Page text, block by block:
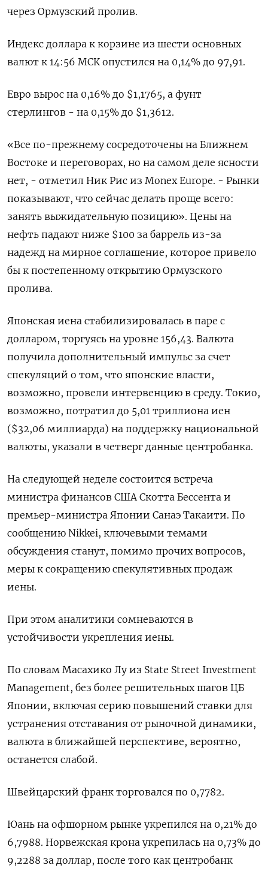
через Ормузский пролив.
Индекс доллара ​к корзине ⁠из шести основных
валют к 14:56 МСК опустился на 0,14% до 97,91.
Евро ‌вырос на 0,16% до $1,1765, а фунт
стерлингов - ‌на 0,15% до $1,3612.
«Все по-прежнему сосредоточены на Ближнем
Востоке и переговорах, но на самом деле ясности
нет, - отметил Ник ​Рис из Monex Europe. - Рынки
показывают, что сейчас делать проще всего:
занять выжидательную позицию». Цены на
‌нефть падают ниже $100 за баррель из-за
надежд на мирное соглашение, которое привело
бы к постепенному ​открытию Ормузского
пролива.
Японская иена стабилизировалась в паре с
долларом, торгуясь на уровне 156,43. Валюта
получила дополнительный импульс за ‌счет
спекуляций о том, что японские власти,
возможно, провели интервенцию в среду. Токио,
возможно, потратил до 5,01 триллиона иен
($32,06 миллиарда) на поддержку национальной
валюты, указали в четверг данные центробанка.
На ​следующей неделе состоится встреча ​
министра финансов США Скотта Бессента ‌и
премьер-министра Японии Санаэ Такаити. По
сообщению Nikkei, ключевыми темами
обсуждения станут, помимо прочих вопросов,
меры к сокращению ​спекулятивных продаж
иены.
При этом аналитики сомневаются в
устойчивости укрепления иены.
По словам Масахико Лу из State Street Investment
Management, без более решительных шагов ЦБ
Японии, включая серию повышений ставки для
устранения отставания от рыночной динамики,
валюта в ближайшей перспективе, вероятно,
останется слабой.
Швейцарский франк торговался по 0,7782.
Юань на офшорном рынке укрепился на 0,21% до
6,7988. Норвежская крона укрепилась на 0,73% до
9,2288 за доллар, после того как центробанк